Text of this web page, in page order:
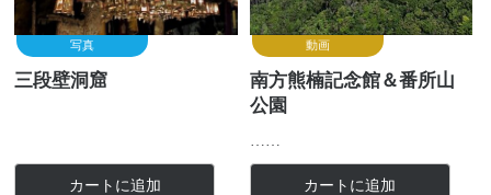
写真
三段壁洞窟
カートに追加
動画
南方熊楠記念館＆番所山
公園
……
カートに追加